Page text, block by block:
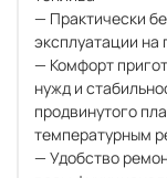
— Практически
эксплуатации
— Комфорт
нужд и
продвинутого
температурным
— Удобство